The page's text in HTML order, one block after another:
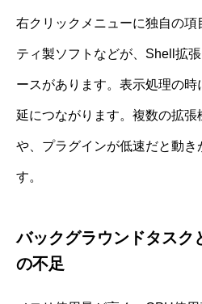
右クリックメニューに独自の
ティ製ソフトなどが、Shell拡
ースがあります。表示処理の
延につながります。複数の拡
や、プラグインが低速だと動き
す。
バックグラウンドタスク
の不足